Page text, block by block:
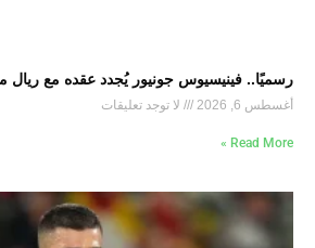
رسميًا.. فينيسيوس جونيور يُجدد عقده مع ريال
أغسطس 6, 2026 لا توجد تعليقات
Read More »